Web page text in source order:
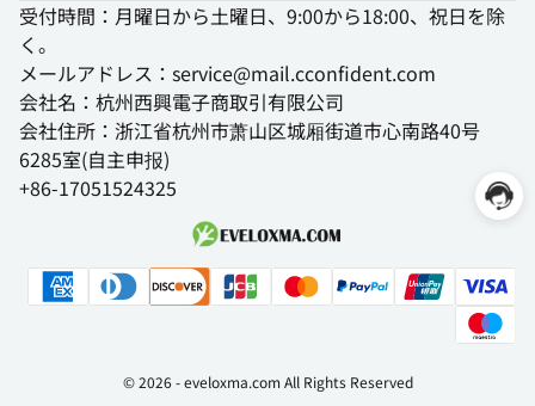
受付時間：月曜日から土曜日、9:00から18:00、祝日を除
く。
メールアドレス：service@mail.cconfident.com
会社名：杭州西興電子商取引有限公司
会社住所：浙江省杭州市萧山区城厢街道市心南路40号
6285室(自主申报)
+86-17051524325
© 2026 -eveloxma.com All Rights Reserved